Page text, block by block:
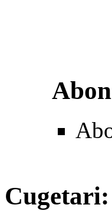
Cugetari: